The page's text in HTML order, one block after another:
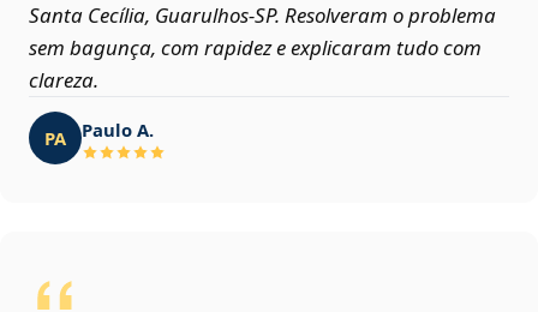
Santa Cecília, Guarulhos‑SP. Resolveram o problema
sem bagunça, com rapidez e explicaram tudo com
clareza.
PA Paulo A.